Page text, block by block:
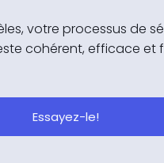
votre processus de
cohérent, efficace et
Essayez-le!